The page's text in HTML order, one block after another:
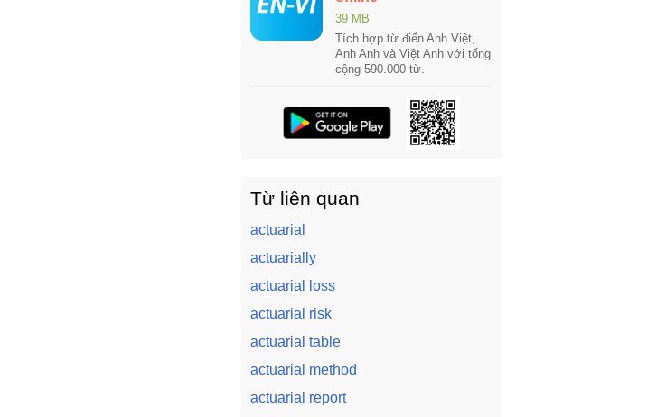
39 MB
Tích hợp từ điển Anh Việt,
Anh Anh và Việt Anh với tổng
cộng 590.000 từ.
Từ liên quan
actuarial
actuarially
actuarial loss
actuarial risk
actuarial table
actuarial method
actuarial report